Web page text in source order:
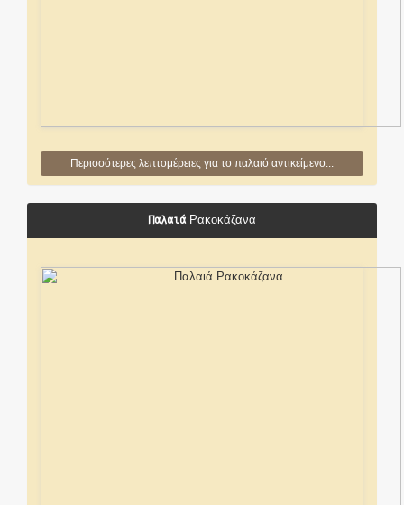
Περισσότερες λεπτομέρειες για το παλαιό αντικείμενο...
ΠαλαιάΡακοκάζανα